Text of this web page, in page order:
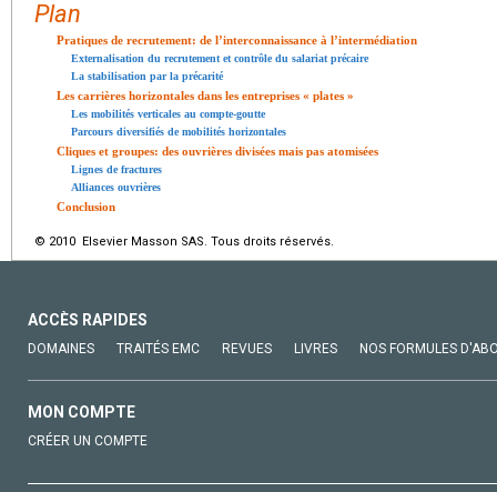
Plan
Pratiques de recrutement: de l’interconnaissance à l’intermédiation
Externalisation du recrutement et contrôle du salariat précaire
La stabilisation par la précarité
Les carrières horizontales dans les entreprises « plates »
Les mobilités verticales au compte-goutte
Parcours diversifiés de mobilités horizontales
Cliques et groupes: des ouvrières divisées mais pas atomisées
Lignes de fractures
Alliances ouvrières
Conclusion
© 2010 Elsevier Masson SAS. Tous droits réservés.
ACCÈS RAPIDES
DOMAINES TRAITÉS EMC REVUES LIVRES NOS FORMULES
MON COMPTE
CRÉER UN COMPTE